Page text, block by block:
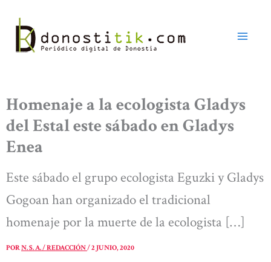
contenido
Homenaje a la ecologista Gladys
del Estal este sábado en Gladys
Enea
Este sábado el grupo ecologista Eguzki y Gladys
Gogoan han organizado el tradicional
homenaje por la muerte de la ecologista […]
PORN. S. A. / REDACCIÓN/2 JUNIO, 2020